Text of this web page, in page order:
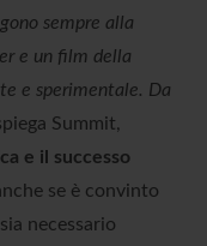
sempre alla
e un film della
e sperimentale. Da
Summit,
e il successo
se è convinto
necessario